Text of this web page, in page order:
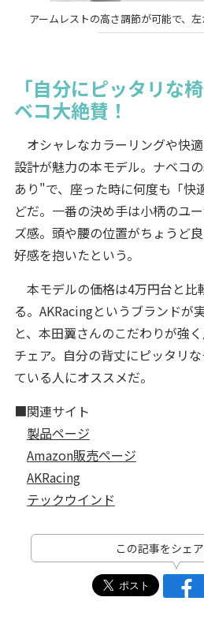
アームレストの高さ調節が可能で、
「自分にピッタリな
ベコ大絶賛！
オシャレなカラーリングや快
設計が魅力の本モデル。ナベコ
あり"で、座った時に何度も「快
どだ。一番の決め手は小柄のユ
ズ感。頭や腰の位置がちょうど
好感を抱いたという。
本モデルの価格は4万円台と比
る。AKRacingというブランドが
と、本田翼さんのこだわりが強
チェア。自分の背丈にピッタリ
ている人にオススメだ。
■関連サイト
製品ページ
Amazon販売ページ
AKRacing
テックウインド
この記事をシェ